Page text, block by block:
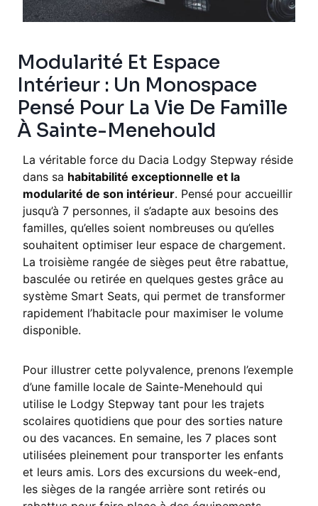
Modularité Et Espace
Intérieur : Un Monospace
Pensé Pour La Vie De Famille
À Sainte-Menehould
La véritable force du Dacia Lodgy Stepway réside
dans sa habitabilité exceptionnelle et la
modularité de son intérieur. Pensé pour accueillir
jusqu’à 7 personnes, il s’adapte aux besoins des
familles, qu’elles soient nombreuses ou qu’elles
souhaitent optimiser leur espace de chargement.
La troisième rangée de sièges peut être rabattue,
basculée ou retirée en quelques gestes grâce au
système Smart Seats, qui permet de transformer
rapidement l’habitacle pour maximiser le volume
disponible.
Pour illustrer cette polyvalence, prenons l’exemple
d’une famille locale de Sainte-Menehould qui
utilise le Lodgy Stepway tant pour les trajets
scolaires quotidiens que pour des sorties nature
ou des vacances. En semaine, les 7 places sont
utilisées pleinement pour transporter les enfants
et leurs amis. Lors des excursions du week-end,
les sièges de la rangée arrière sont retirés ou